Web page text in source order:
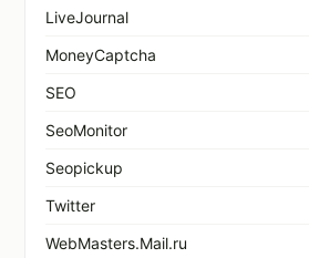
LiveJournal
MoneyCaptcha
SEO
SeoMonitor
Seopickup
Twitter
WebMasters.Mail.ru